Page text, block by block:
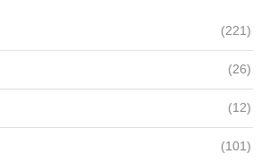
(221)
(26)
(12)
(101)